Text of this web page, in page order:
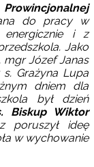
do pracy w
energicznie i z
Jako
Józef Janas
Grażyna Lupa
dniem dla
był dzień
Biskup Wiktor
poruszył ideę
w wychowanie